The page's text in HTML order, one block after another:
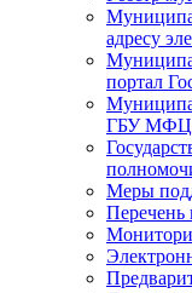
адресу
портал
ГБУ МФЦ
Меры
Перечень